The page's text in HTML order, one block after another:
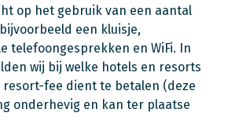
op het gebruik van een aantal
een kluisje,
telefoongesprekken en WiFi. In
wij bij welke hotels en resorts
resort-fee dient te betalen (deze
onderhevig en kan ter plaatse